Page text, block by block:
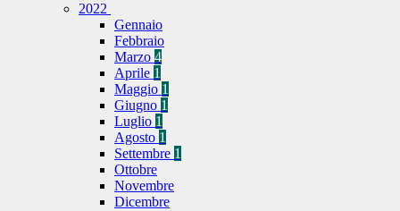
2022
Gennaio
Febbraio
Marzo 4
Aprile 1
Maggio 1
Giugno 1
Luglio 1
Agosto 1
Settembre 1
Ottobre
Novembre
Dicembre